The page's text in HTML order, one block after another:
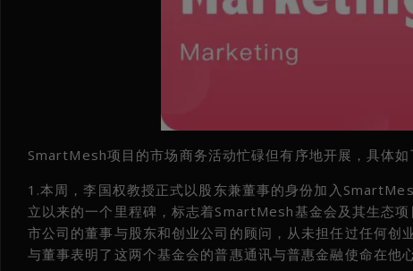
SmartMesh项目的市场商务活动忙碌但有序地开展，具体如
1.本周，李国权教授正式以股东兼董事的身份加入
立以来的一个里程碑，标志着SmartMesh基金会及其生态
市公司的董事与股东和创业公司的顾问，从未担任过任何
与董事表明了这两个基金会的普惠通讯与普惠金融使命在他